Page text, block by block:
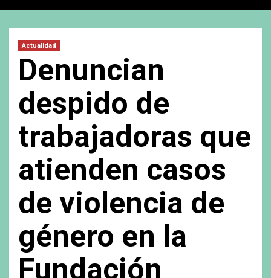
Actualidad
Denuncian
despido de
trabajadoras que
atienden casos
de violencia de
género en la
Fundación